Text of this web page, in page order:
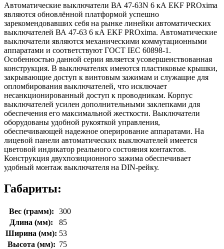
Автоматические выключатели ВА 47-63N 6 кА EKF PROxima
являются обновлённой платформой успешно
зарекомендовавших себя на рынке линейки автоматических
выключателей ВА 47-63 6 кА EKF PROxima. Автоматические
выключатели являются механическими коммутационными
аппаратами и соответствуют ГОСТ IEC 60898-1.
Особенностью данной серии является усовершенствованная
конструкция. В выключателях имеются пластиковые крышки,
закрывающие доступ к винтовым зажимам и служащие для
опломбирования выключателей, что исключает
несанкционированный доступ к проводникам. Корпус
выключателей усилен дополнительными заклепками для
обеспечения его максимальной жесткости. Выключатели
оборудованы удобной рукояткой управления,
обеспечивающей надежное оперирование аппаратами. На
лицевой панели автоматических выключателей имеется
цветовой индикатор реального состояния контактов.
Конструкция двухпозиционного зажима обеспечивает
удобный монтаж выключателя на DIN-рейку.
Габариты:
Вес (грамм):
300
Длина (мм):
85
Ширина (мм): 53
Высота (мм): 75